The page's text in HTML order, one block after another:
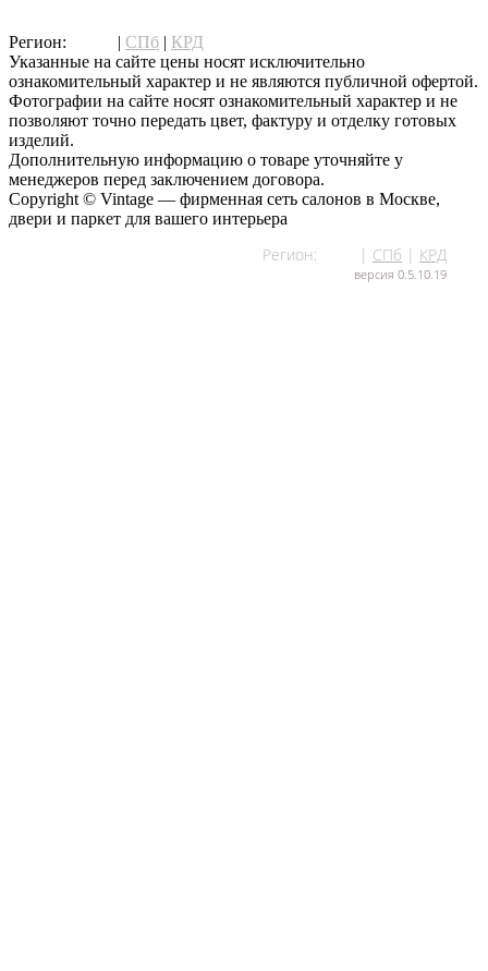
Регион: | СПб | КРД
Указанные на сайте цены носят исключительно
ознакомительный характер и не являются публичной офертой.
Фотографии на сайте носят ознакомительный характер и не
позволяют точно передать цвет, фактуру и отделку готовых
изделий.
Дополнительную информацию о товаре уточняйте у
менеджеров перед заключением договора.
Copyright © Vintage — фирменная сеть салонов в Москве,
двери и паркет для вашего интерьера
Регион: | СПб | КРД
версия 0.5.10.19